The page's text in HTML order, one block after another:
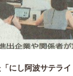
にし阿波サテラ